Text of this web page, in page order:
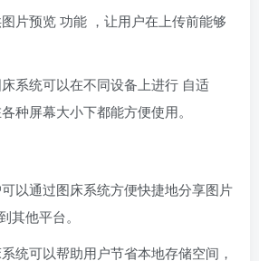
片预览 功能 ，让用户在上传前能够
系统可以在不同设备上进行 自适
种屏幕大小下都能方便使用。
以通过图床系统方便快捷地分享图片
其他平台。
统可以帮助用户节省本地存储空间，